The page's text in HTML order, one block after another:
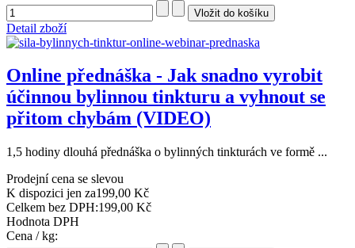
Detail zboží
Online přednáška - Jak snadno vyrobit
účinnou bylinnou tinkturu a vyhnout se
přitom chybám (VIDEO)
1,5 hodiny dlouhá přednáška o bylinných tinkturách ve formě ...
Prodejní cena se slevou
K dispozici jen za199,00 Kč
Celkem bez DPH:199,00 Kč
Hodnota DPH
Cena / kg: